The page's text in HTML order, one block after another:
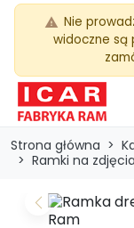
warning Nie
widoczne są
Strona główna
Ramki na
Previous